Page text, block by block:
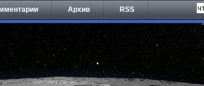
Архив RSS